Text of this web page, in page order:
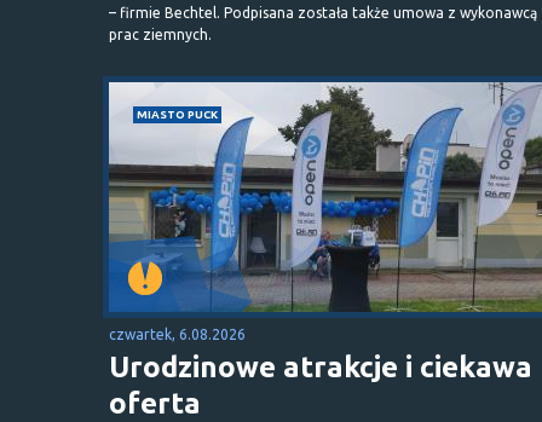
– firmie Bechtel. Podpisana została także umowa z wykonawcą
prac ziemnych.
MIASTO PUCK
czwartek, 6.08.2026
Urodzinowe atrakcje i ciekawa
oferta